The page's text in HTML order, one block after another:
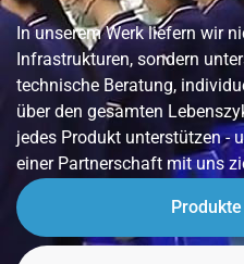
In unserem Werk liefern wir
Infrastrukturen, sondern
technische Beratung,
über den gesamten
jedes Produkt unterstützen -
einer Partnerschaft mit uns